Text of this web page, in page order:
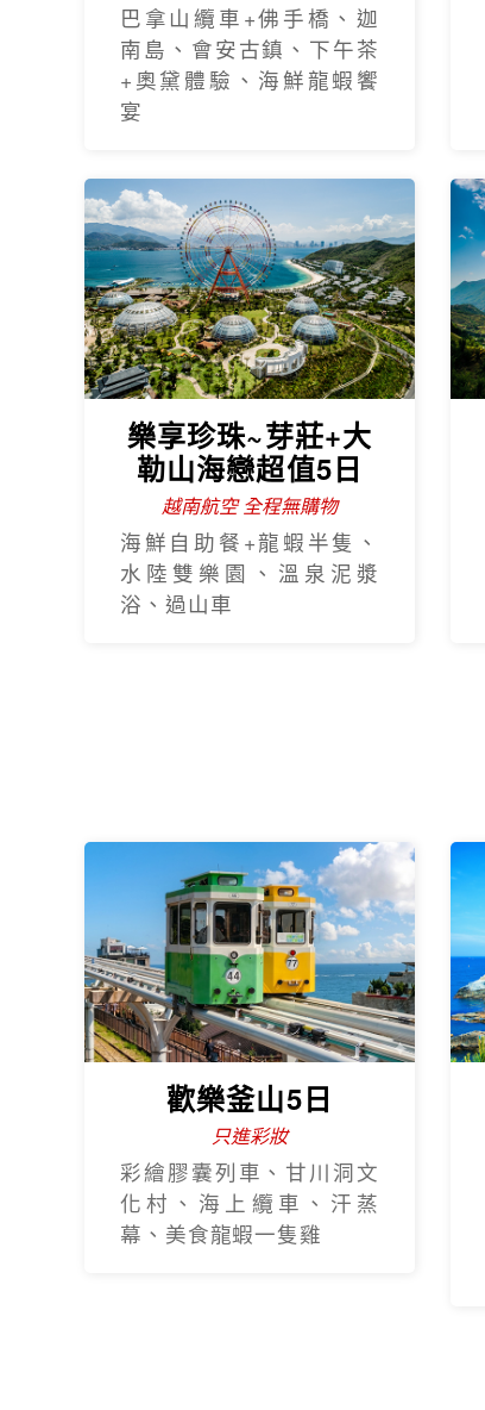
巴拿山纜車+佛手橋、迦
南島、會安古鎮、下午茶
+奧黛體驗、海鮮龍蝦饗
宴
樂享珍珠~芽莊+大
勒山海戀超值5日
越南航空 全程無購物
海鮮自助餐+龍蝦半隻、
水陸雙樂園、溫泉泥漿
浴、過山車
歡樂釜山5日
只進彩妝
彩繪膠囊列車、甘川洞文
化村、海上纜車、汗蒸
幕、美食龍蝦一隻雞